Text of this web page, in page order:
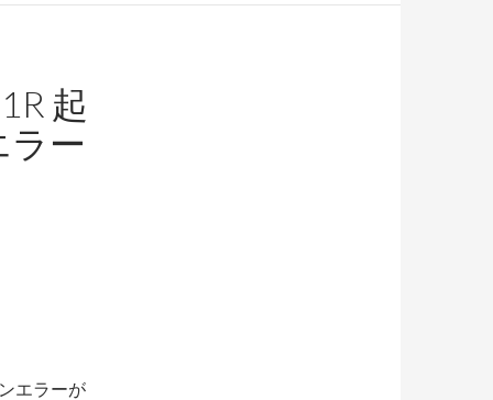
起
ラー
エラーが